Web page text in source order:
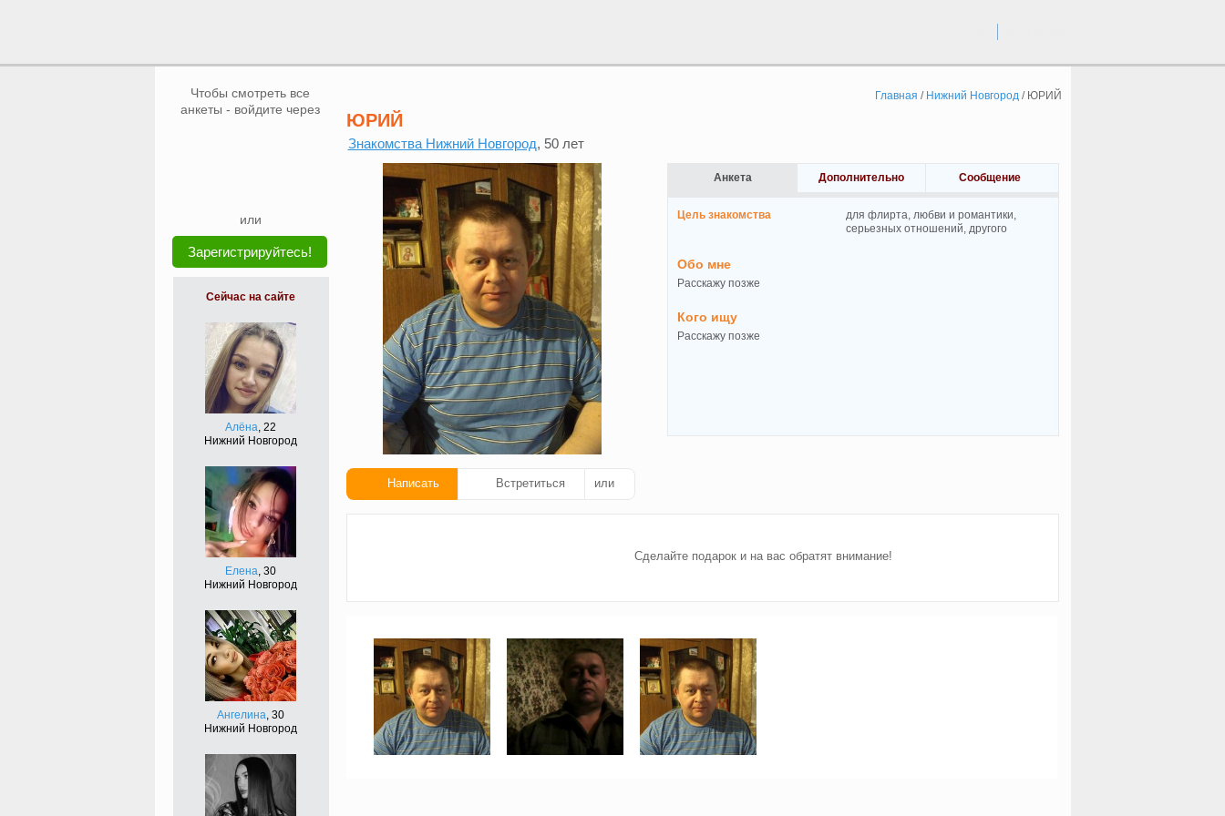
Чтобы смотреть все
анкеты - войдите через
или
Зарегистрируйтесь!
Сейчас на сайте
Алёна, 22
Нижний Новгород
Елена, 30
Нижний Новгород
Ангелина, 30
Нижний Новгород
Главная / Нижний Новгород/ ЮРИЙ
ЮРИЙ
Знакомства Нижний Новгород, 50 лет
Написать Встретиться или
Анкета Дополнительно Сообщение
Цель знакомства
для флирта, любви и романтики,
cерьезных отношений, другого
Обо мне
Расскажу позже
Кого ищу
Расскажу позже
Сделайте подарок и на вас обратят внимание!